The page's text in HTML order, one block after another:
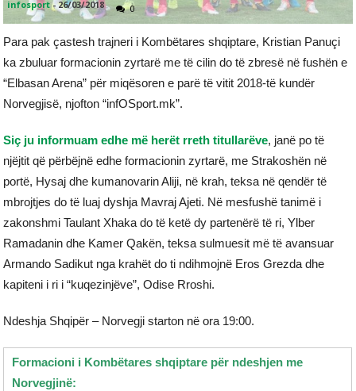
infosport -26/03/2018 0
Para pak çastesh trajneri i Kombëtares shqiptare, Kristian Panuçi
ka zbuluar formacionin zyrtarë me të cilin do të zbresë në fushën e
“Elbasan Arena” për miqësoren e parë të vitit 2018-të kundër
Norvegjisë, njofton “infOSport.mk”.
Siç ju informuam edhe më herët rreth titullarëve, janë po të
njëjtit që përbëjnë edhe formacionin zyrtarë, me Strakoshën në
portë, Hysaj dhe kumanovarin Aliji, në krah, teksa në qendër të
mbrojtjes do të luaj dyshja Mavraj Ajeti. Në mesfushë tanimë i
zakonshmi Taulant Xhaka do të ketë dy partenërë të ri, Ylber
Ramadanin dhe Kamer Qakën, teksa sulmuesit më të avansuar
Armando Sadikut nga krahët do ti ndihmojnë Eros Grezda dhe
kapiteni i ri i “kuqezinjëve”, Odise Rroshi.
Ndeshja Shqipër – Norvegji starton në ora 19:00.
Formacioni i Kombëtares shqiptare për ndeshjen me
Norvegjinë: